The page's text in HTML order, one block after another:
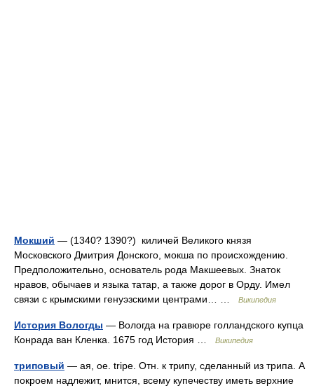
Мокший — (1340? 1390?) киличей Великого князя
Московского Дмитрия Донского, мокша по происхождению.
Предположительно, основатель рода Макшеевых. Знаток
нравов, обычаев и языка татар, а также дорог в Орду. Имел
связи с крымскими генуэзскими центрами… …
Википедия
История Вологды — Вологда на гравюре голландского купца
Конрада ван Кленка. 1675 год История …
Википедия
триповый — ая, ое. tripe. Отн. к трипу, сделанный из трипа. А
покроем надлежит, мнится, всему купечеству иметь верхние